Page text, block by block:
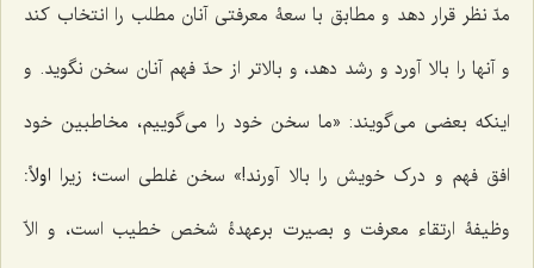
مدّ نظر قرار دهد و مطابق با سعۀ معرفتی آنان مطلب را انتخاب کند
و آنها را بالا آورد و رشد دهد، و بالاتر از حدّ فهم آنان سخن نگوید. و
اینکه بعضی می‌گویند: «ما سخن خود را می‌گوییم، مخاطبین خود
افق فهم و درک خویش را بالا آورند!» سخن غلطی است؛ زیرا اولاً:
وظیفۀ ارتقاء معرفت و بصیرت برعهدۀ شخص خطیب است، و الاّ